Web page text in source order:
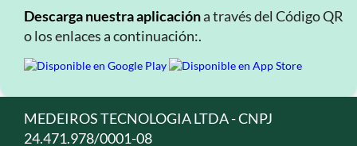
Descarga nuestra aplicacióna través del Código QR
o los enlaces a continuación:.
MEDEIROS TECNOLOGIA LTDA - CNPJ
24.471.978/0001-08